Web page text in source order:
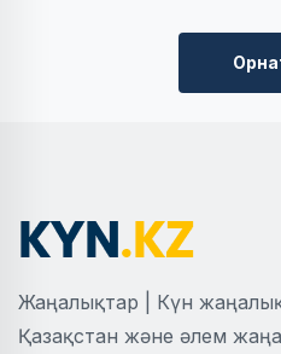
Жаңалықтар | Күн
Қазақстан және әлем